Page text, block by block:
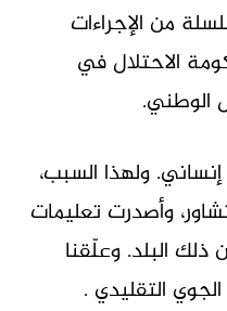
من الإجراءات
الاحتلال في
الوطني.
ولهذا السبب،
وأصدرت تعليمات
البلد. وعلّقنا
التقليدي .